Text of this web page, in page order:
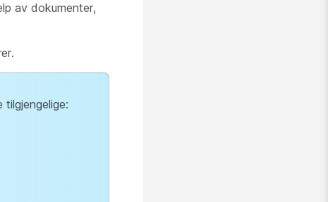
av dokumenter,